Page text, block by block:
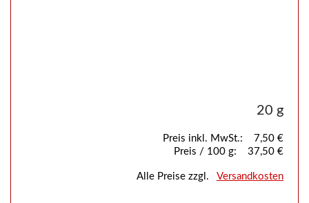
20 g
Preis inkl. MwSt.:
7,50 €
Preis / 100 g:
37,50 €
Alle Preise zzgl. Versandkosten